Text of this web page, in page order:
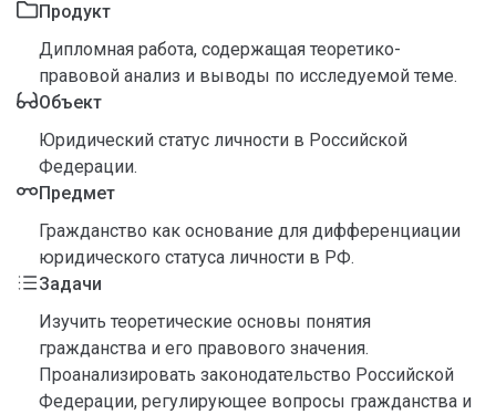
Продукт
Дипломная работа, содержащая теоретико-
правовой анализ и выводы по исследуемой теме.
Объект
Юридический статус личности в Российской
Федерации.
Предмет
Гражданство как основание для дифференциации
юридического статуса личности в РФ.
Задачи
Изучить теоретические основы понятия
гражданства и его правового значения.
Проанализировать законодательство Российской
Федерации, регулирующее вопросы гражданства и